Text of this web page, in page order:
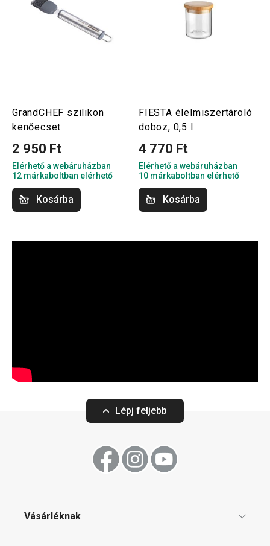
GrandCHEF szilikon
kenőecset
2 950 Ft
Elérhető a webáruházban
12 márkaboltban elérhető
Kosárba
FIESTA élelmiszertároló
doboz, 0,5 l
4 770 Ft
Elérhető a webáruházban
10 márkaboltban elérhető
Kosárba
Lépj feljebb
Vásárléknak